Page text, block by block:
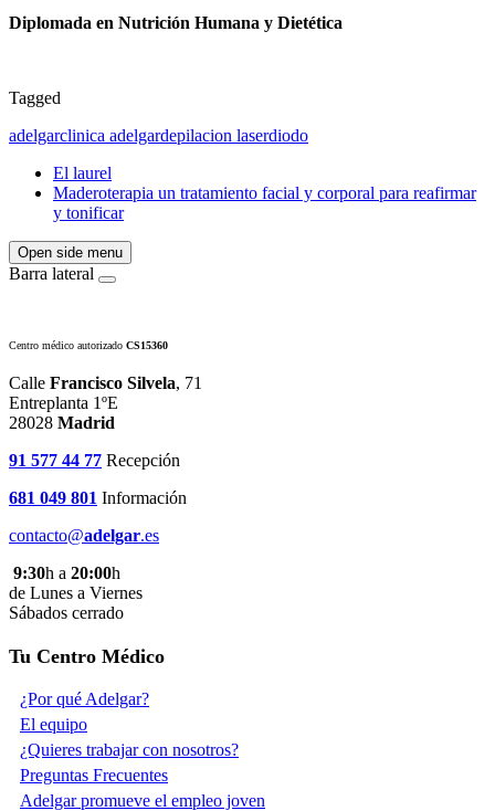
Diplomada en Nutrición Humana y Dietética
Tagged
adelgarclinica adelgardepilacion laserdiodo
El laurel
Maderoterapia un tratamiento facial y corporal para reafirmar
y tonificar
Open side menu
Barra lateral
Centro médico autorizado CS15360
Calle Francisco Silvela, 71
Entreplanta 1ºE
28028 Madrid
91 577 44 77 Recepción
681 049 801 Información
contacto@adelgar.es
9:30h a 20:00h
de Lunes a Viernes
Sábados cerrado
Tu Centro Médico
¿Por qué Adelgar?
El equipo
¿Quieres trabajar con nosotros?
Preguntas Frecuentes
Adelgar promueve el empleo joven